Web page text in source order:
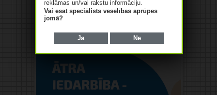
reklāmas un/vai rakstu informāciju.
Vai esat speciālists veselības aprūpes
jomā?
Jā Nē